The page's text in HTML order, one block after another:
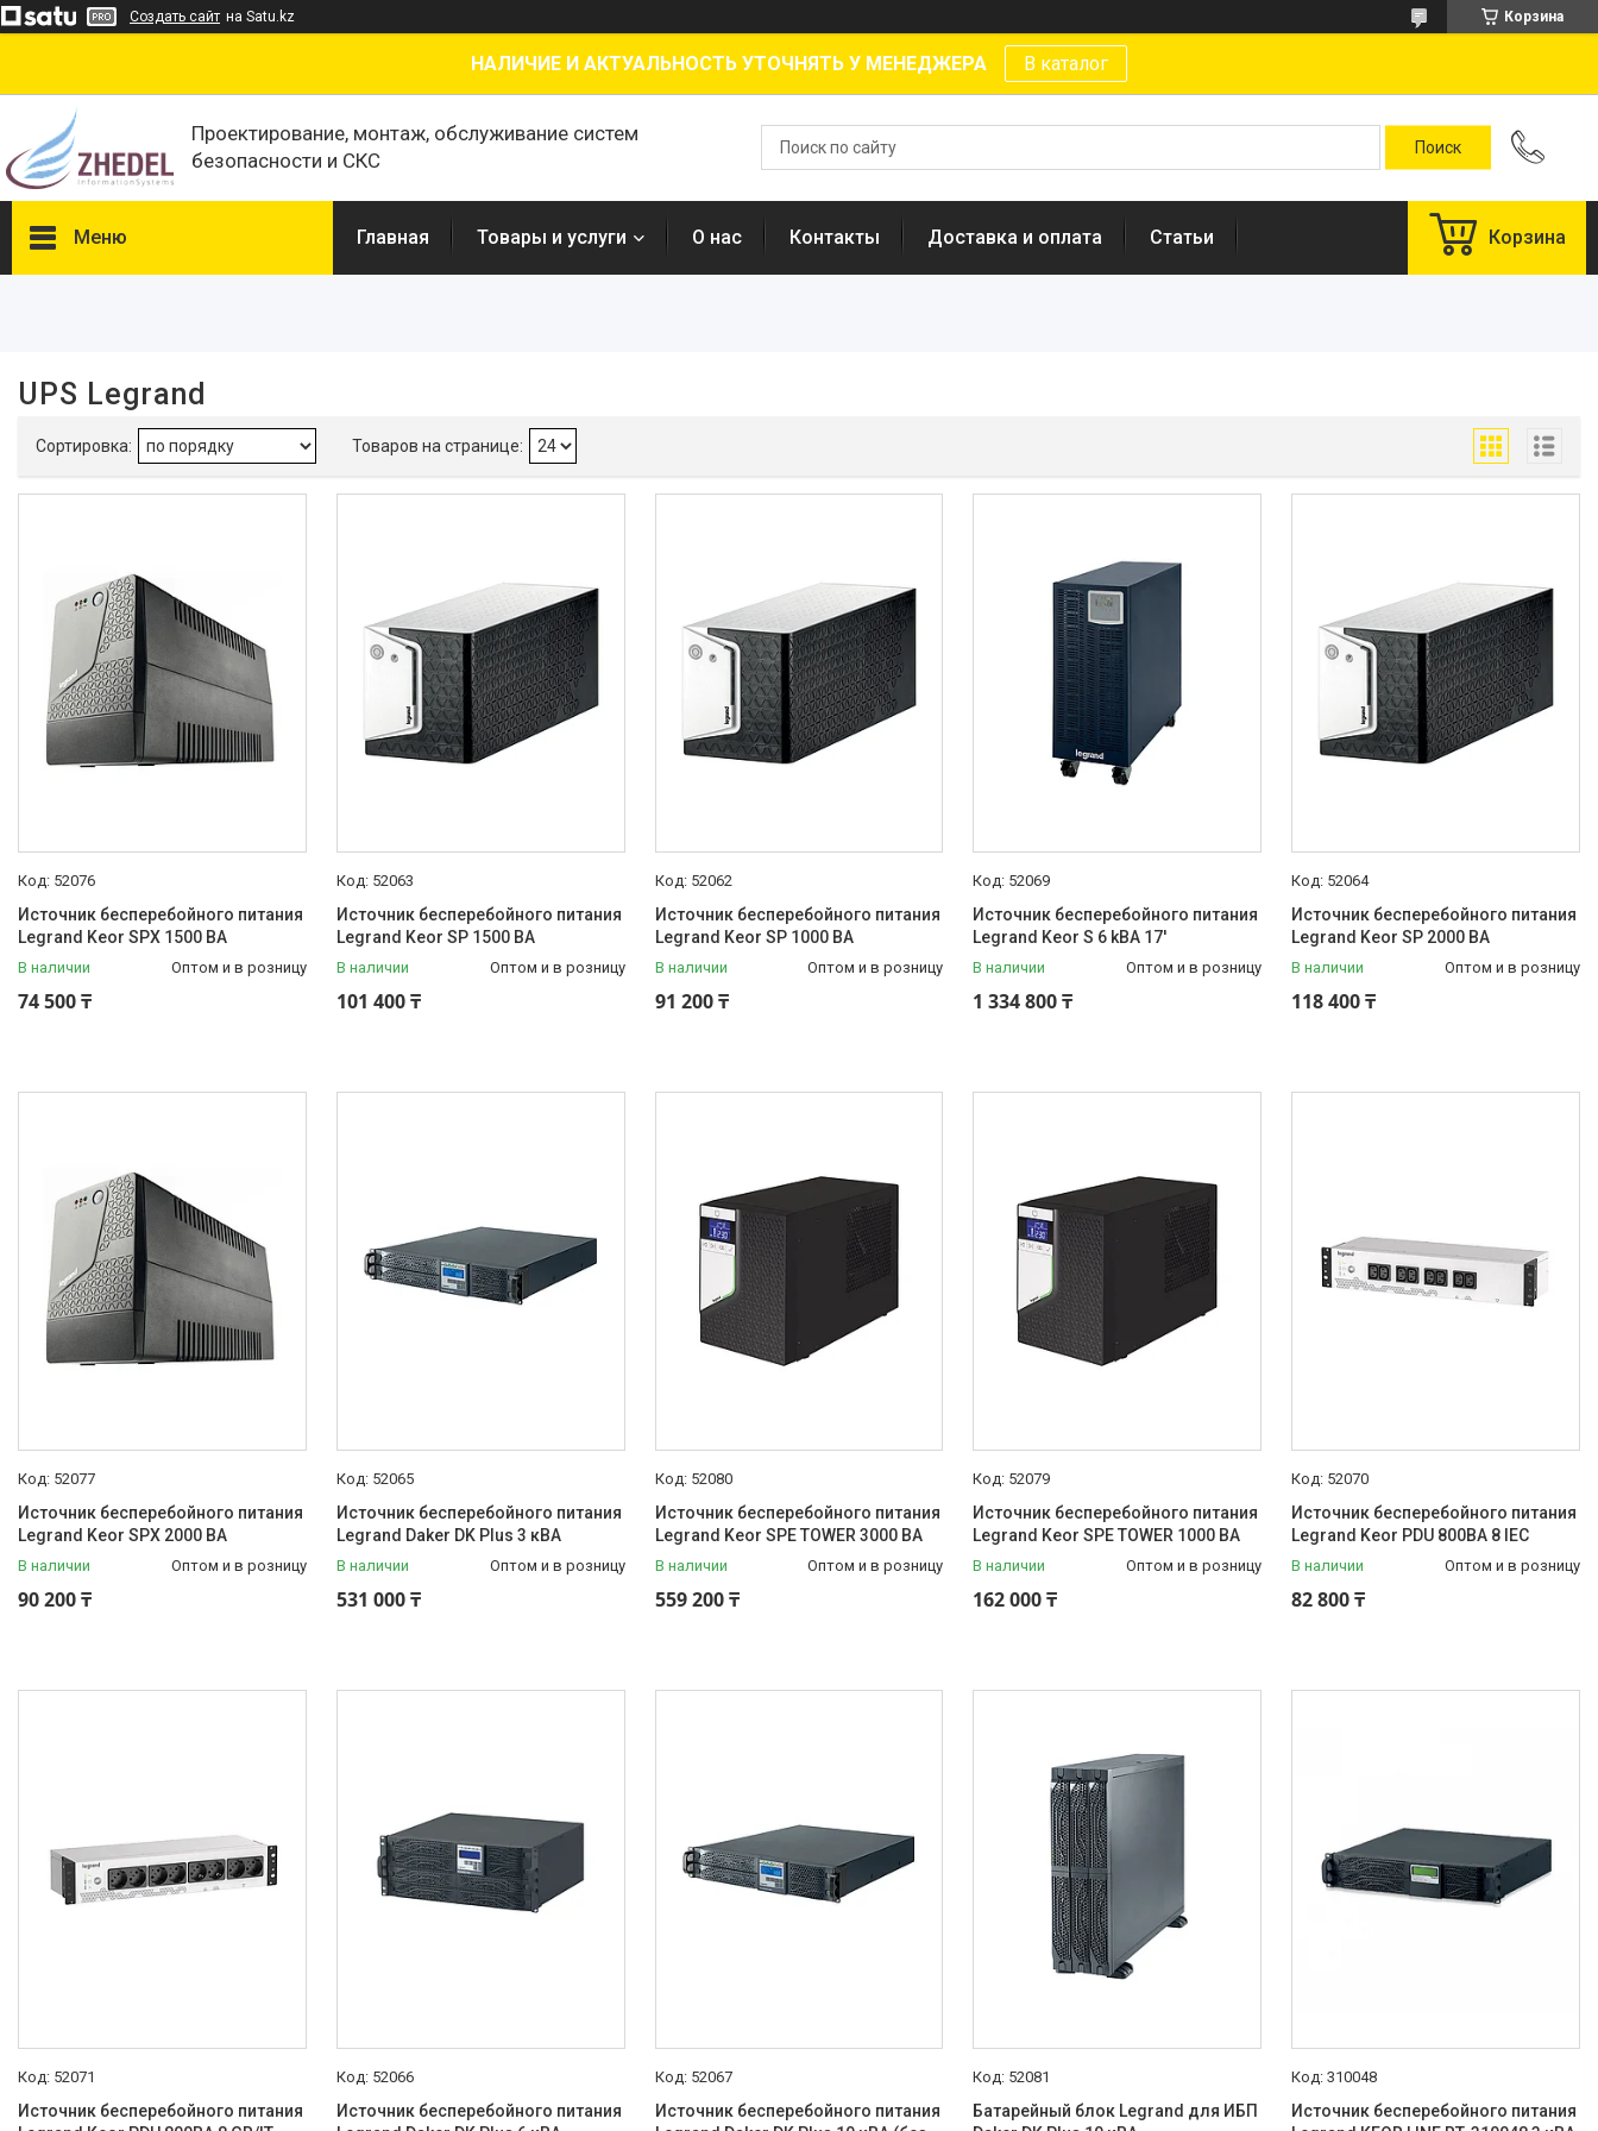
Создать сайт на Satu.kz Корзина
НАЛИЧИЕ И АКТУАЛЬНОСТЬ УТОЧНЯТЬ У МЕНЕДЖЕРА В каталог
Проектирование, монтаж, обслуживание систем
безопасности и СКС
Меню
Линейно-интерактивный (Line-
Interactive) 7
Резервный (Off-line или
Standby)
Наличие
В наличии
Форма выходного напряжения
Чистая синусоида 7
Напольный 8
В стойку/напольный
В стойку 4
Состояние
Новое
Франция 17
Legrand 17
Товары и услуги
О нас
Главная Товары и услуги О нас Контакты Доставка и оплата Статьи Корзина
UPS Legrand
52076
Источник бесперебойного питания
Legrand Keor SPX 1500 ВА
В наличии Оптом и в розницу
74 500 ₸
52063
Источник бесперебойного питания
Legrand Keor SP 1500 ВА
В наличии Оптом и в розницу
101 400 ₸
52062
Источник бесперебойного питания
Legrand Keor SP 1000 ВА
В наличии Оптом и в розницу
91 200 ₸
52069
Источник бесперебойного питания
Legrand Keor S 6 kВA 17'
В наличии Оптом и в розницу
1 334 800 ₸
52064
Источник бесперебойного питания
Legrand Keor SP 2000 ВА
В наличии Оптом и в розницу
118 400 ₸
52077
Источник бесперебойного питания
Legrand Keor SPX 2000 ВА
В наличии Оптом и в розницу
90 200 ₸
52065
Источник бесперебойного питания
Legrand Daker DK Plus 3 кВА
В наличии Оптом и в розницу
531 000 ₸
52080
Источник бесперебойного питания
Legrand Keor SPE TOWER 3000 ВА
В наличии Оптом и в розницу
559 200 ₸
52079
Источник бесперебойного питания
Legrand Keor SPE TOWER 1000 ВА
В наличии Оптом и в розницу
162 000 ₸
52070
Источник бесперебойного питания
Legrand Keor PDU 800ВА 8 IEC
В наличии Оптом и в розницу
82 800 ₸
52071
Источник бесперебойного питания
52066
Источник бесперебойного питания
52067
Источник бесперебойного питания
52081
Батарейный блок Legrand для ИБП
310048
Источник бесперебойного питания